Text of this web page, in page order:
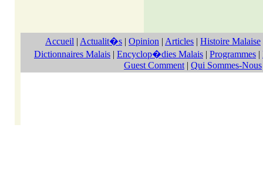
Accueil | Actualit�s | Opinion | Articles | Histoire Malaise
Dictionnaires Malais | Encyclop�dies Malais | Programmes |
Guest Comment | Qui Sommes-Nous